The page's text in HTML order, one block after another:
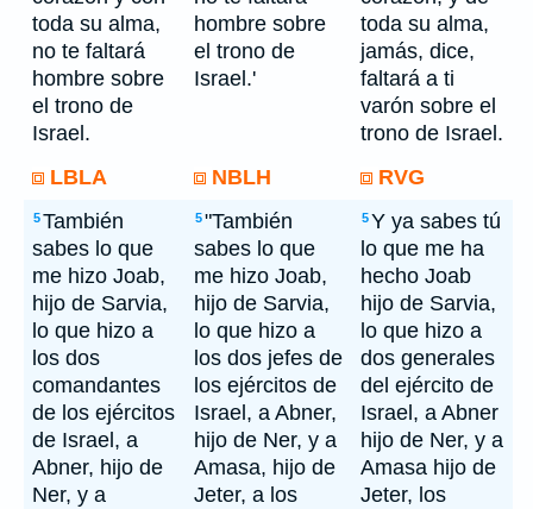
toda su alma,
no te faltará
hombre sobre
el trono de
Israel.
hombre sobre
el trono de
Israel.'
toda su alma,
jamás, dice,
faltará a ti
varón sobre el
trono de Israel.
LBLA
NBLH RVG
5También
sabes lo que
me hizo Joab,
hijo de Sarvia,
lo que hizo a
los dos
comandantes
de los ejércitos
de Israel, a
Abner, hijo de
Ner, y a
5"También
sabes lo que
me hizo Joab,
hijo de Sarvia,
lo que hizo a
los dos jefes de
los ejércitos de
Israel, a Abner,
hijo de Ner, y a
Amasa, hijo de
Jeter, a los
5Y ya sabes tú
lo que me ha
hecho Joab
hijo de Sarvia,
lo que hizo a
dos generales
del ejército de
Israel, a Abner
hijo de Ner, y a
Amasa hijo de
Jeter, los